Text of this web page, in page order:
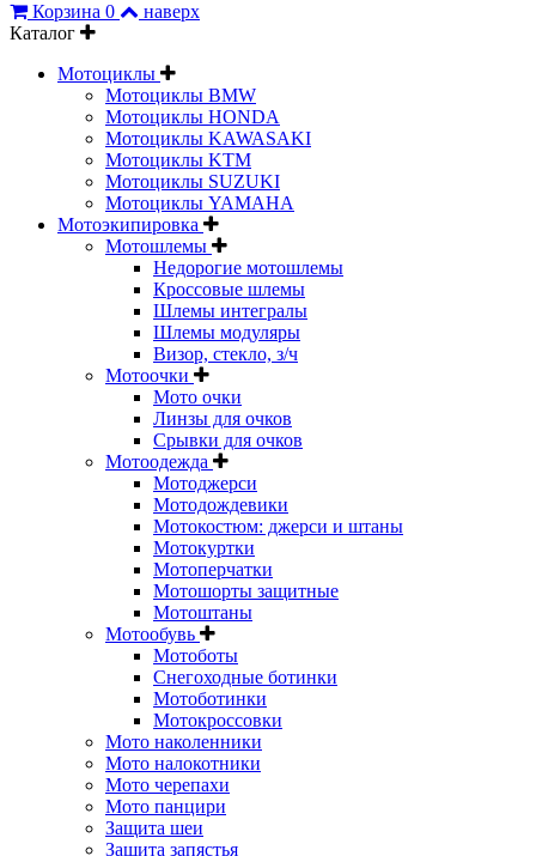
Корзина 0
наверх
Каталог
Мотоциклы
Мотоциклы BMW
Мотоциклы HONDA
Мотоциклы KAWASAKI
Мотоциклы KTM
Мотоциклы SUZUKI
Мотоциклы YAMAHA
Мотоэкипировка
Мотошлемы
Недорогие мотошлемы
Кроссовые шлемы
Шлемы интегралы
Шлемы модуляры
Визор, стекло, з/ч
Мотоочки
Мото очки
Линзы для очков
Срывки для очков
Мотоодежда
Мотоджерси
Мотодождевики
Мотокостюм: джерси и штаны
Мотокуртки
Мотоперчатки
Мотошорты защитные
Мотоштаны
Мотообувь
Мотоботы
Снегоходные ботинки
Мотоботинки
Мотокроссовки
Мото наколенники
Мото налокотники
Мото черепахи
Мото панцири
Защита шеи
Защита запястья